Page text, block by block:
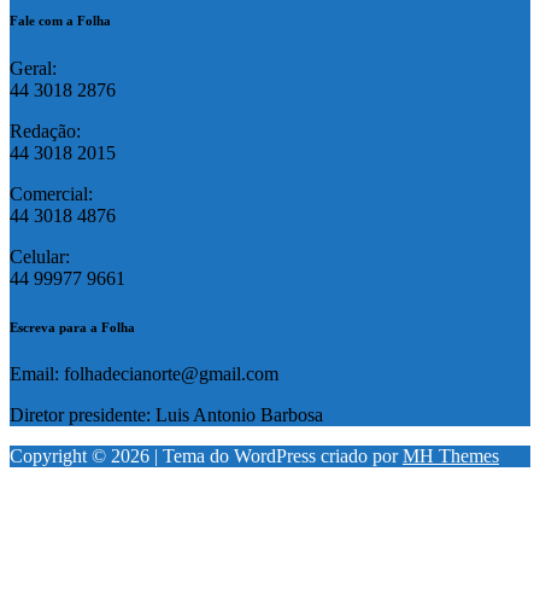
Fale com a Folha
Geral:
44 3018 2876
Redação:
44 3018 2015
Comercial:
44 3018 4876
Celular:
44 99977 9661
Escreva para a Folha
Email: folhadecianorte@gmail.com
Diretor presidente: Luis Antonio Barbosa
Copyright © 2026 | Tema do WordPress criado porMH Themes